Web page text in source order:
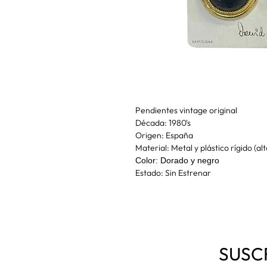
Pendientes vintage original
Década: 1980's
Origen: España
Material: Metal y plástico rígido
Color: Dorado y negro
Estado: Sin Estrenar